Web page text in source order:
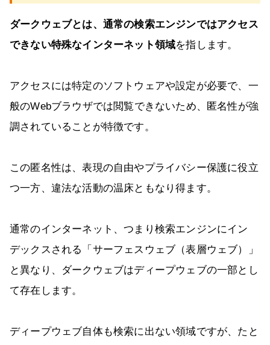
ダークウェブとは、通常の検索エンジンではアクセス
できない特殊なインターネット領域を指します。
アクセスには特定のソフトウェアや設定が必要で、一
般のWebブラウザでは閲覧できないため、匿名性が強
調されていることが特徴です。
この匿名性は、表現の自由やプライバシー保護に役立
つ一方、違法な活動の温床ともなり得ます。
通常のインターネット、つまり検索エンジンにイン
デックスされる「サーフェスウェブ（表層ウェブ）」
と異なり、ダークウェブはディープウェブの一部とし
て存在します。
ディープウェブ自体も検索に出ない領域ですが、たと